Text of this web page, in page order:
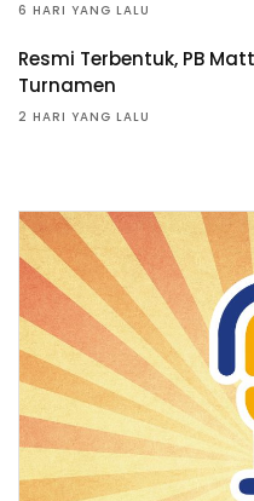
6 HARI YANG LALU
Resmi Terbentuk, PB
Turnamen
2 HARI YANG LALU